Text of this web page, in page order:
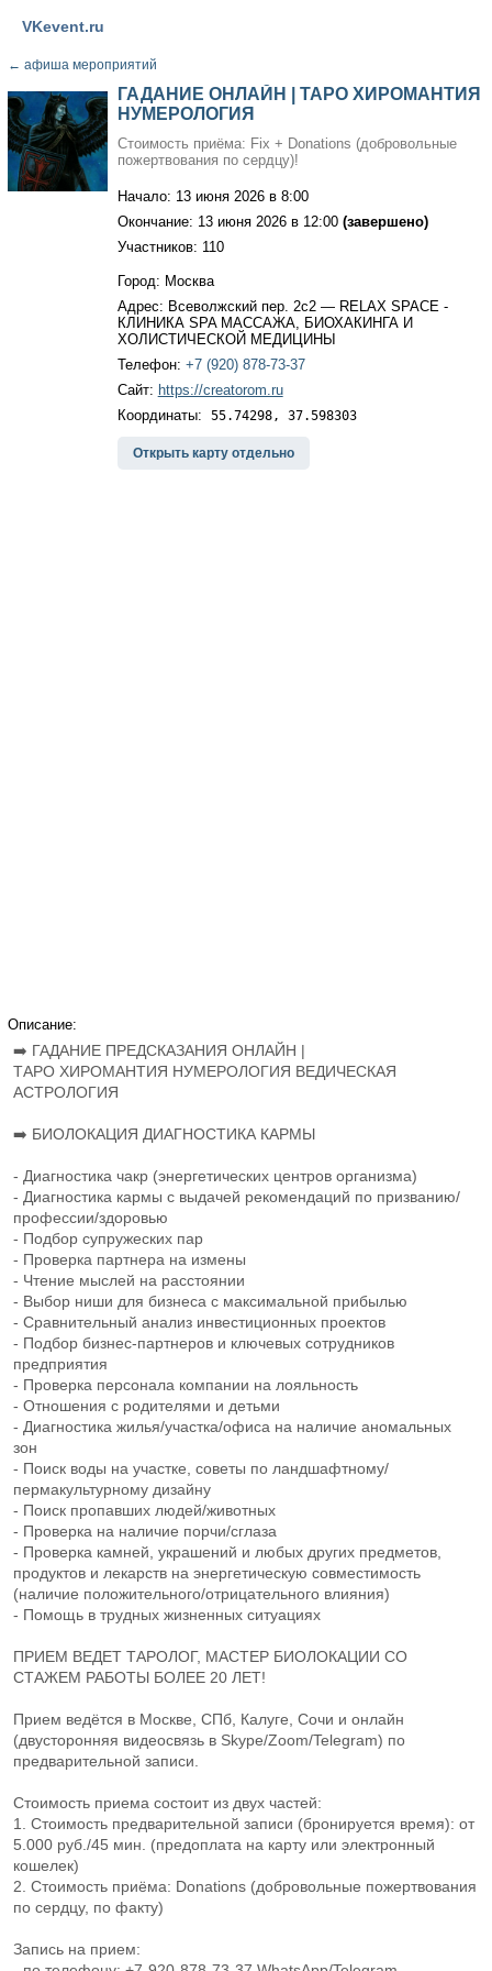
VKevent.ru
← афиша мероприятий
ГАДАНИЕ ОНЛАЙН | ТАРО ХИРОМАНТИЯ
НУМЕРОЛОГИЯ
Стоимость приёма: Fix + Donations (добровольные
пожертвования по сердцу)!
Начало: 13 июня 2026 в 8:00
Окончание: 13 июня 2026 в 12:00 (завершено)
Участников: 110
Город: Москва
Адрес: Всеволжский пер. 2с2 — RELAX SPACE -
КЛИНИКА SPA МАССАЖА, БИОХАКИНГА И
ХОЛИСТИЧЕСКОЙ МЕДИЦИНЫ
Телефон: +7 (920) 878-73-37
Сайт: https://creatorom.ru
Координаты: 55.74298, 37.598303
Открыть карту отдельно
Описание:
➡️ ГАДАНИЕ ПРЕДСКАЗАНИЯ ОНЛАЙН |
ТАРО ХИРОМАНТИЯ НУМЕРОЛОГИЯ ВЕДИЧЕСКАЯ
АСТРОЛОГИЯ
➡️ БИОЛОКАЦИЯ ДИАГНОСТИКА КАРМЫ
- Диагностика чакр (энергетических центров организма)
- Диагностика кармы с выдачей рекомендаций по призванию/
профессии/здоровью
- Подбор супружеских пар
- Проверка партнера на измены
- Чтение мыслей на расстоянии
- Выбор ниши для бизнеса с максимальной прибылью
- Сравнительный анализ инвестиционных проектов
- Подбор бизнес-партнеров и ключевых сотрудников
предприятия
- Проверка персонала компании на лояльность
- Отношения с родителями и детьми
- Диагностика жилья/участка/офиса на наличие аномальных
зон
- Поиск воды на участке, советы по ландшафтному/
пермакультурному дизайну
- Поиск пропавших людей/животных
- Проверка на наличие порчи/сглаза
- Проверка камней, украшений и любых других предметов,
продуктов и лекарств на энергетическую совместимость
(наличие положительного/отрицательного влияния)
- Помощь в трудных жизненных ситуациях
ПРИЕМ ВЕДЕТ ТАРОЛОГ, МАСТЕР БИОЛОКАЦИИ СО
СТАЖЕМ РАБОТЫ БОЛЕЕ 20 ЛЕТ!
Прием ведётся в Москве, СПб, Калуге, Сочи и онлайн
(двусторонняя видеосвязь в Skype/Zoom/Telegram) по
предварительной записи.
Стоимость приема состоит из двух частей:
1. Стоимость предварительной записи (бронируется время): от
5.000 руб./45 мин. (предоплата на карту или электронный
кошелек)
2. Стоимость приёма: Donations (добровольные пожертвования
по сердцу, по факту)
Запись на прием: